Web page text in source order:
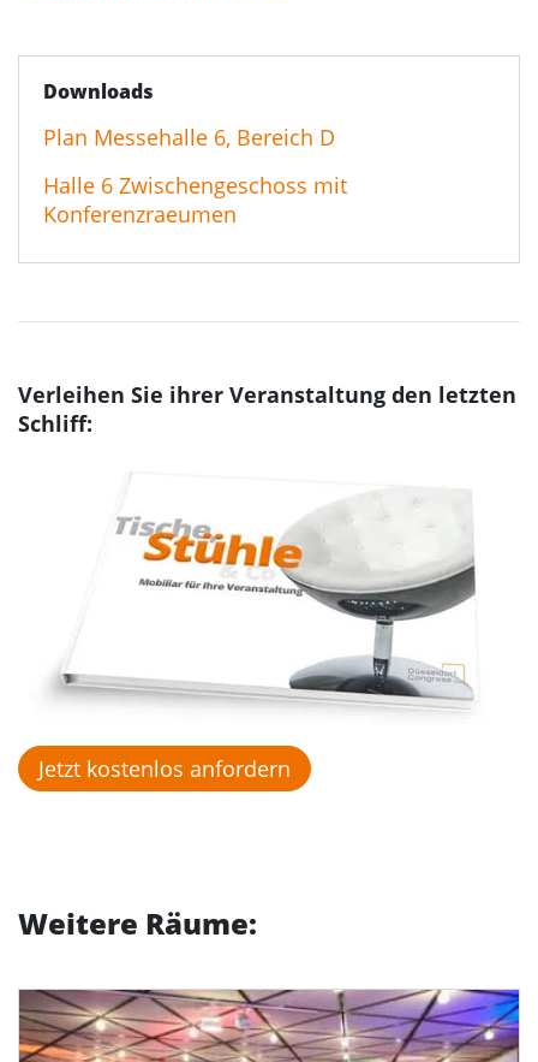
Downloads
Plan Messehalle 6, Bereich D
Halle 6 Zwischengeschoss mit
Konferenzraeumen
Verleihen Sie ihrer Veranstaltung den letzten
Schliff:
Jetzt kostenlos anfordern
Weitere Räume: